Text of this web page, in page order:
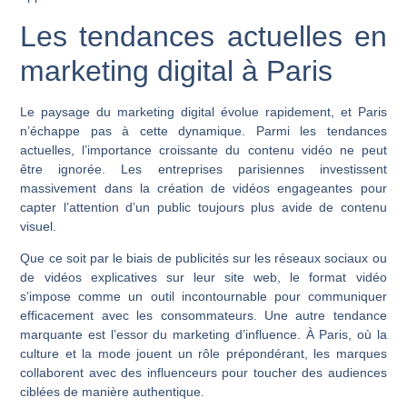
Les tendances actuelles en
marketing digital à Paris
Le paysage du marketing digital évolue rapidement, et Paris
n’échappe pas à cette dynamique. Parmi les tendances
actuelles, l’importance croissante du contenu vidéo ne peut
être ignorée. Les entreprises parisiennes investissent
massivement dans la création de vidéos engageantes pour
capter l’attention d’un public toujours plus avide de contenu
visuel.
Que ce soit par le biais de publicités sur les réseaux sociaux ou
de vidéos explicatives sur leur site web, le format vidéo
s’impose comme un outil incontournable pour communiquer
efficacement avec les consommateurs. Une autre tendance
marquante est l’essor du marketing d’influence. À Paris, où la
culture et la mode jouent un rôle prépondérant, les marques
collaborent avec des influenceurs pour toucher des audiences
ciblées de manière authentique.